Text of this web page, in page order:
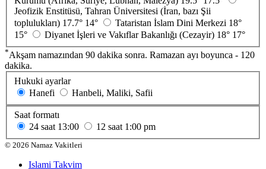
Jeofizik Enstitüsü, Tahran Üniversitesi (İran, bazı Şii
toplulukları) 17.7° 14° Tataristan İslam Dini Merkezi 18°
15°
Diyanet İşleri ve Vakıflar Bakanlığı (Cezayir) 18° 17°
*Akşam namazından 90 dakika sonra. Ramazan ayı boyunca - 120
dakika.
Hukuki ayarlar
Hanefi
Hanbeli, Maliki, Safii
Saat formatı
24 saat 13:00 12 saat 1:00 pm
© 2026 Namaz Vakitleri
Islami Takvim